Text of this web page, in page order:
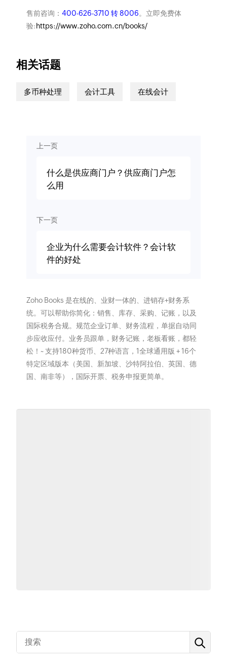
售前咨询： 400-626-3710 转 8006。立即免费体
验: https://www.zoho.com.cn/books/
相关话题
多币种处理 会计工具 在线会计
上一页
什么是供应商门户？供应商门户怎
么用
下一页
企业为什么需要会计软件？会计软
件的好处
Zoho Books 是在线的、业财一体的、进销存+财务系
统。可以帮助你简化：销售、库存、采购、记账，以及
国际税务合规。规范企业订单、财务流程，单据自动同
步应收应付。业务员跟单，财务记账，老板看账，都轻
松！~ 支持180种货币、27种语言，1全球通用版 + 16个
特定区域版本（美国、新加坡、沙特阿拉伯、英国、德
国、南非等），国际开票、税务申报更简单。